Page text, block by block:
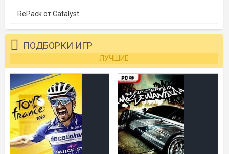
RePack от Catalyst
ПОДБОРКИ ИГР
ЛУЧШИЕ